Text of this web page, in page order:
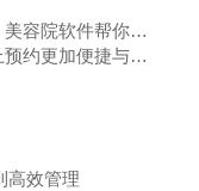
上一篇：每笔订单及消耗信息一目了然，美容院软件帮你实现
下一篇：美容管理软件：让美容院的线上预约更加便捷与高效的工具
高效管理